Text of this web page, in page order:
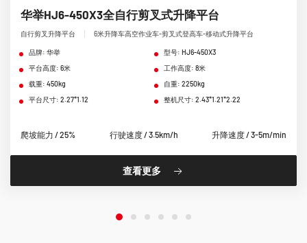
华举HJ6-450X3全自行剪叉式升降平台
自行剪叉升降平台 6米升降车高空作业车-剪叉式登高车-移动式升降平台
品牌: 华举
平台高度: 6米
载重: 450kg
平台尺寸: 2.27*1.12
型号: HJ6-450X3
工作高度: 8米
自重: 2250kg
整机尺寸: 2.43*1.21*2.22
爬坡能力 / 25% 行驶速度 / 3.5km/h 升降速度 / 3-5m/min
查看更多